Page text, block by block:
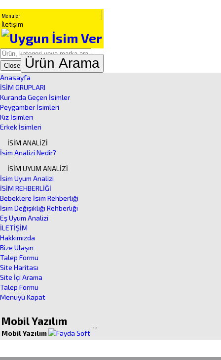
Menuler
İletişim
Close Ürün Arama
Anasayfa
İSİM GRUPLARI
Kuranda Geçen İsimler
Peygamber İsimleri
Kız İsimleri
Erkek İsimleri
İSİM ANALİZİ
İsim Analizi Nedir?
İSİM UYUM ANALİZİ
İsim Uyum Analizi
İSİM REHBERLİĞİ
Bebeklere İsim Rehberliği
İsim Değişikliği Rehberliği
Eş Uyum Analizi
İLETİŞİM
Hakkımızda
Bize Ulaşın
Talep Formu
Site Haritası
Site İçi Arama
Talep Formu
Menüyü Kapat
Mobil Yazılım
Mobil Yazılım
. ,